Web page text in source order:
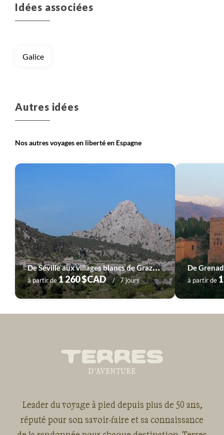
Voyage
Canaries (Espagne)
Idées associées
Galice
Autres idées
Nos autres voyages en liberté en Espagne
D
e Séville aux villages blancs de Grazalema
à partir de1 260 $CAD 7 jours
De
à partir de
Leader du voyage à pied depuis plus de 50 ans,
réputé pour son savoir-faire et sa connaissance